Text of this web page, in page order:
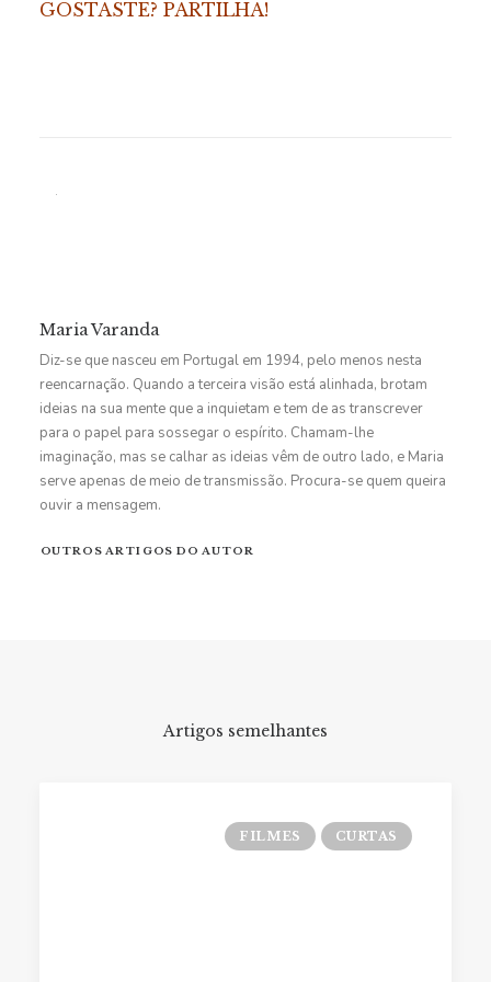
GOSTASTE? PARTILHA!
Maria Varanda
Diz-se que nasceu em Portugal em 1994, pelo menos nesta
reencarnação. Quando a terceira visão está alinhada, brotam
ideias na sua mente que a inquietam e tem de as transcrever
para o papel para sossegar o espírito. Chamam-lhe
imaginação, mas se calhar as ideias vêm de outro lado, e Maria
serve apenas de meio de transmissão. Procura-se quem queira
ouvir a mensagem.
OUTROS ARTIGOS DO AUTOR
Artigos semelhantes
FILMES CURTAS